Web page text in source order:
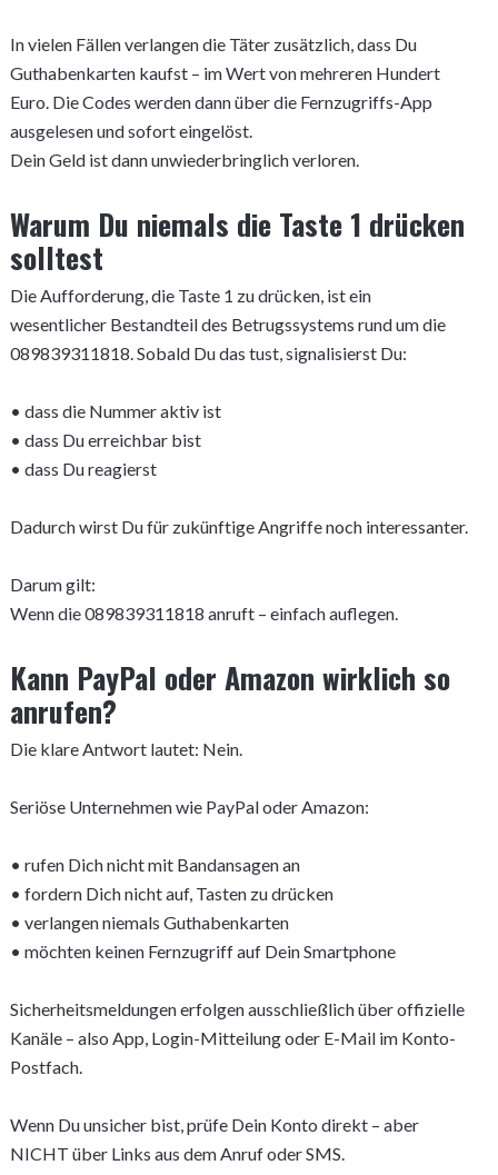
In vielen Fällen verlangen die Täter zusätzlich, dass Du
Guthabenkarten kaufst – im Wert von mehreren Hundert
Euro. Die Codes werden dann über die Fernzugriffs-App
ausgelesen und sofort eingelöst.
Dein Geld ist dann unwiederbringlich verloren.
Warum Du niemals die Taste 1 drücken
solltest
Die Aufforderung, die Taste 1 zu drücken, ist ein
wesentlicher Bestandteil des Betrugssystems rund um die
089839311818. Sobald Du das tust, signalisierst Du:
• dass die Nummer aktiv ist
• dass Du erreichbar bist
• dass Du reagierst
Dadurch wirst Du für zukünftige Angriffe noch interessanter.
Darum gilt:
Wenn die 089839311818 anruft – einfach auflegen.
Kann PayPal oder Amazon wirklich so
anrufen?
Die klare Antwort lautet: Nein.
Seriöse Unternehmen wie PayPal oder Amazon:
• rufen Dich nicht mit Bandansagen an
• fordern Dich nicht auf, Tasten zu drücken
• verlangen niemals Guthabenkarten
• möchten keinen Fernzugriff auf Dein Smartphone
Sicherheitsmeldungen erfolgen ausschließlich über offizielle
Kanäle – also App, Login-Mitteilung oder E-Mail im Konto-
Postfach.
Wenn Du unsicher bist, prüfe Dein Konto direkt – aber
NICHT über Links aus dem Anruf oder SMS.